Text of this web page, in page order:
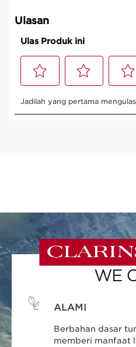
ALAMI
Berbahan dasar
memberi manfaat